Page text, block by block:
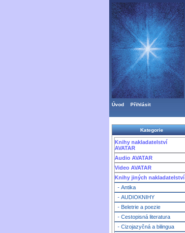
Úvod Přihlásit
Kategorie
Knihy nakladatelství
AVATAR
Audio AVATAR
Video AVATAR
Knihy jiných nakladatelství
- Antika
- AUDIOKNIHY
- Beletrie a poezie
- Cestopisná literatura
- Cizojazyčná a bilingua